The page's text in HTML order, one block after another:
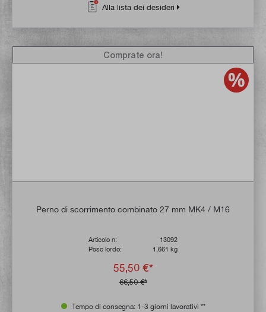
Alla lista dei desideri
Perno di scorrimento combinato 27 mm MK4 / M16
Articolo n:
13092
Peso lordo:
1,661 kg
55,50 €*
66,50 €*
Comprate ora!
Tempo di consegna: 1-3 giorni lavorativi **